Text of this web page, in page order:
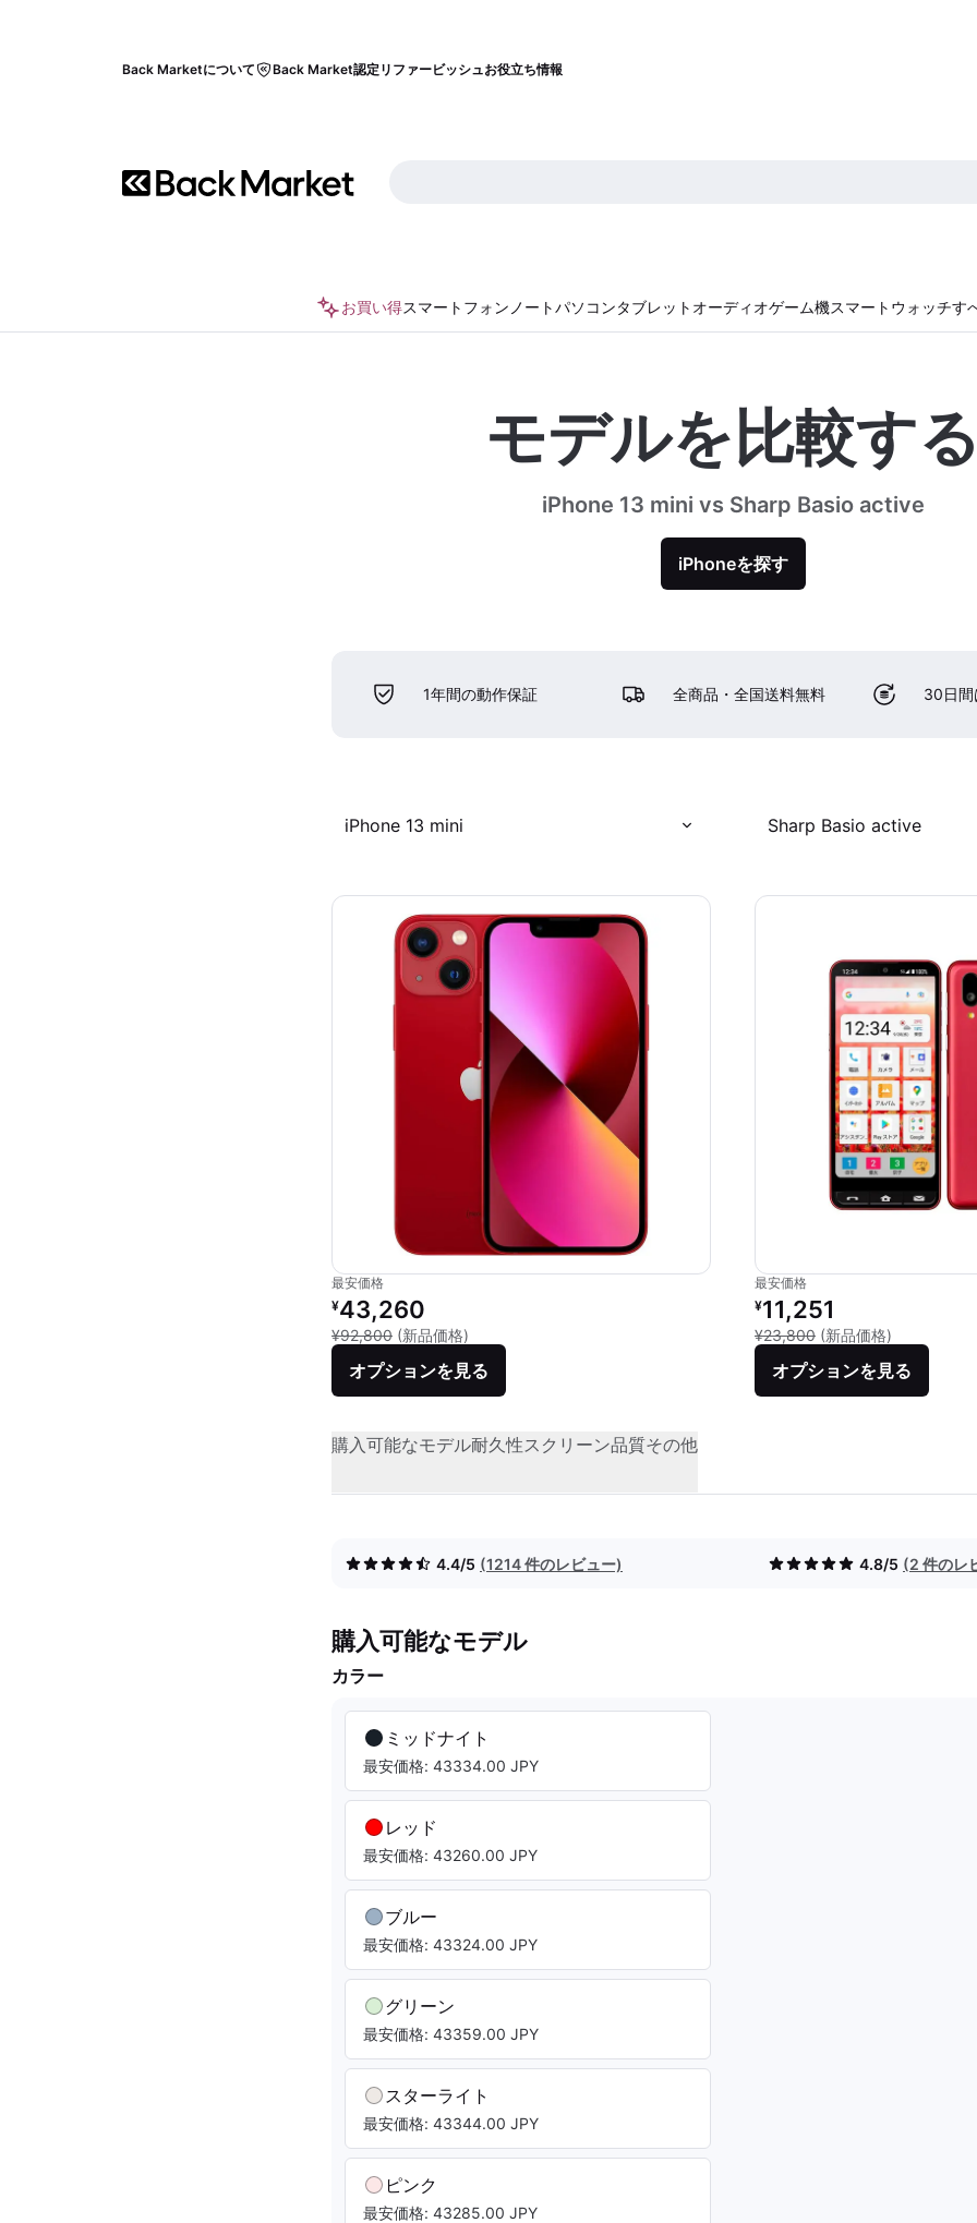
Back Marketについて Back Market認定リファービッシュお役立ち情報
お買い得スマートフォン ノートパソコンタブレット オーディオゲーム機スマートウォッチす
モデルを比較す
iPhone 13 mini vs Sharp Basio active
iPhoneを探す
1年間の動作保証 全商品・全国送料無料 30日間
iPhone 13 mini Sharp Basio active
最安価格
リファービッシュ品の価格：
¥43,260
¥92,800 (新品価格)
オプションを見る
最安価格
リファービッシュ品の価格：
¥11,251
¥23,800 (新品価格)
オプションを見る
購入可能なモデル耐久性スクリーン品質その他
4.4/5 (1214 件のレビュー) 4.8/5 (2 件のレ
購入可能なモデル
カラー
ミッドナイト
最安価格: 43334.00 JPY
レッド
最安価格: 43260.00 JPY
ブルー
最安価格: 43324.00 JPY
グリーン
最安価格: 43359.00 JPY
スターライト
最安価格: 43344.00 JPY
ピンク
最安価格: 43285.00 JPY